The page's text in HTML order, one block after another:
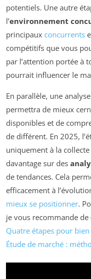
potentiels. Une autre
l’environnement
principaux concurrents
compétitifs que vous
par l’attention portée à
pourrait influencer le
En parallèle, une
permettra de mieux
disponibles et de
de différent. En 2025,
uniquement à la
davantage sur des
de tendances. Cela
efficacement à
mieux se positionner.
je vous recommande
Quatre étapes pour
Étude de marché :